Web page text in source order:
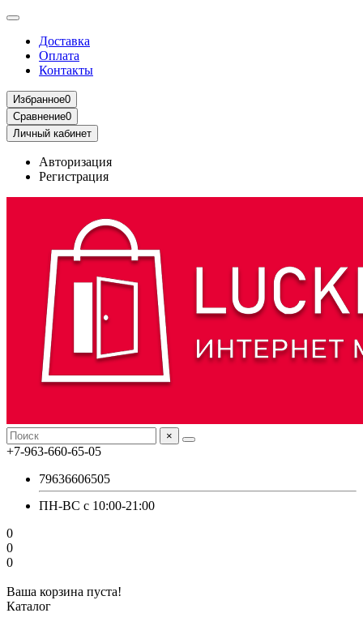
Доставка
Оплата
Контакты
Избранное0
Сравнение0
Личный кабинет
Авторизация
Регистрация
×
+7-963-660-65-05
79636606505
ПН-ВС с 10:00-21:00
0
0
0
Ваша корзина пуста!
Каталог